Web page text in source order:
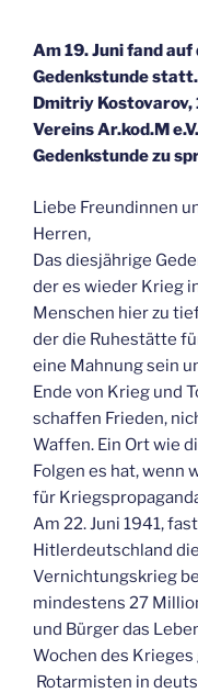
Am 19. Juni fand auf
Gedenkstunde statt.
Dmitriy Kostovarov,
Vereins Ar.kod.M e.V.
Gedenkstunde zu
Liebe Freundinnen
Herren,
Das diesjährige
der es wieder Krieg
Menschen hier zu
der die Ruhestätte
eine Mahnung sein
Ende von Krieg und
schaffen Frieden,
Waffen. Ein Ort wie
Folgen es hat, wenn
für
Am 22. Juni 1941,
Hitlerdeutschland
Vernichtungskrieg
mindestens 27
und Bürger das
Wochen des
Rotarmisten in